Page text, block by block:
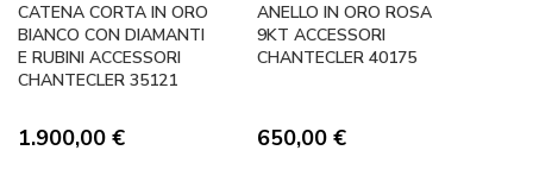
CATENA CORTA IN ORO
BIANCO CON DIAMANTI
E RUBINI ACCESSORI
CHANTECLER 35121
1.900,00 €
ANELLO IN ORO ROSA
9KT ACCESSORI
CHANTECLER 40175
650,00 €